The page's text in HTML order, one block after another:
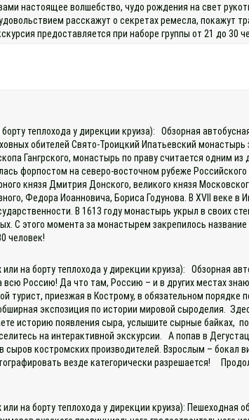
настоящее волшебство, чудо рождения на свет
расскажут о секретах ремесла, покажут
предоставляется при наборе группы от 21 до 30
теплохода у дирекции круиза): Обзорная
обителей Свято-Троицкий Ипатьевский монастырь
Гангрского, монастырь по праву считается одним
форпостом на северо-восточном рубеже
князя Дмитрия Донского, великого князя
Федора Иоанновича, Бориса Годунова. В XVII веке в
В 1613 году монастырь укрыл в своих
С этого момента за монастырем закрепилось
человек!
на борту теплохода у дирекции круиза): Обзорная
Россию! Да что там, Россию – и в других местах
приезжая в Кострому, в обязательном порядке
экспозиция по истории мировой сыроделия.
историю появления сыра, услышите сырные байках,
на интерактивной экскурсии. А попав в
костромских производителей. Взрослым – бокал
везде категорически разрешается!
на борту теплохода у дирекции круиза): Пешеходная